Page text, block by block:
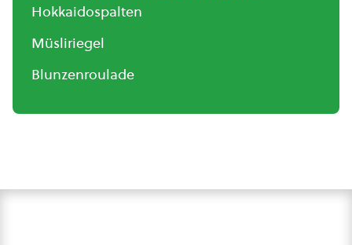
Hokkaidospalten
Müsliriegel
Blunzenroulade